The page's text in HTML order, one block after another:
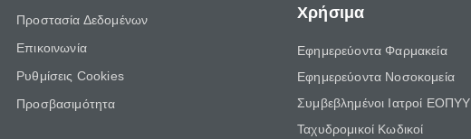
Προστασία Δεδομένων
Επικοινωνία
Ρυθμίσεις Cookies
Προσβασιμότητα
Χρήσιμα
Εφημερεύοντα Φαρμακεία
Εφημερεύοντα Νοσοκομεία
Συμβεβλημένοι Ιατροί ΕΟΠΥΥ
Ταχυδρομικοί Κωδικοί